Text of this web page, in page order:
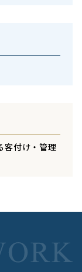
客付け・管理